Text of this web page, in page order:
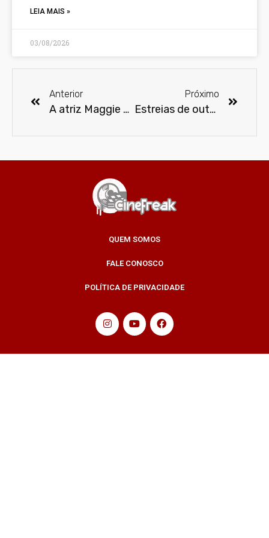
LEIA MAIS »
03/08/2026
Anterior
A atriz Maggie Smith morre aos 89 anos
Próximo
Estreias de outubro no Prime Video
QUEM SOMOS
FALE CONOSCO
POLÍTICA DE PRIVACIDADE